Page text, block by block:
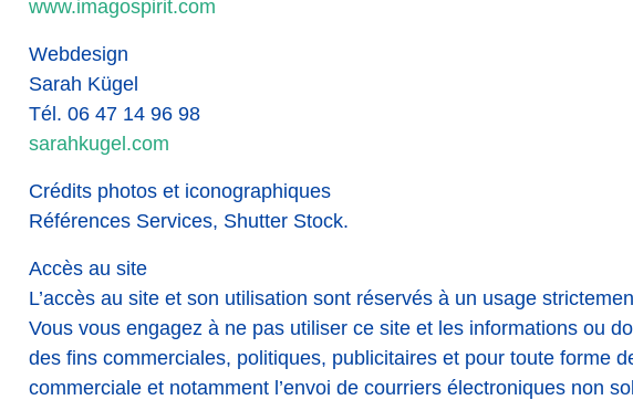
www.imagospirit.com
Webdesign
Sarah Kügel
Tél. 06 47 14 96 98
sarahkugel.com
Crédits photos et iconographiques
Références Services, Shutter Stock.
Accès au site
L’accès au site et son utilisation sont réservés à un usage
Vous vous engagez à ne pas utiliser ce site et les informations ou
des fins commerciales, politiques, publicitaires et pour toute forme
commerciale et notamment l’envoi de courriers électroniques non